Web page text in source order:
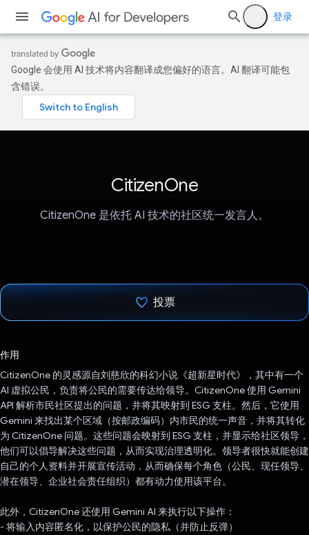
登录
Google 会使用 AI 技术将内容翻译成您偏好的语言。AI 翻译可能包
含错误。
CitizenOne
CitizenOne 是依托 AI 技术的社区统一发言人。
投票
作用
CitizenOne 的灵感源自刘慈欣的科幻小说《超新星时代》，其中有一个
AI 虚拟公民，负责将公民的需要传达给领导。CitizenOne 使用 Gemini
API 解析市民社区提出的问题，并将其映射到 ESG 支柱。然后，它使用
Gemini 来找出某个区域（按邮政编码）内市民的统一声音，并将其转化
为 CitizenOne 问题。这些问题会映射到 ESG 支柱，并显示给社区领导，
他们可以倡导解决这些问题，从而实现治理透明化。领导者很快就能创建
自己的个人资料并开展宣传活动，从而确保每个角色（公民、现任领导、
潜在领导、企业社会责任组织）都有动力使用该平台。
此外，CitizenOne 还使用 Gemini AI 来执行以下操作：
- 将输入内容匿名化，以保护公民的隐私（并防止反弹）